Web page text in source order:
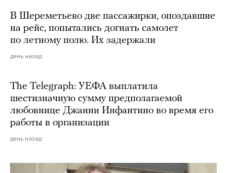
В Шереметьево две пассажирки, опоздавшие
на рейс, попытались догнать самолет
по летному полю. Их задержали
день назад
The Telegraph: УЕФА выплатила
шестизначную сумму предполагаемой
любовнице Джанни Инфантино во время его
работы в организации
день назад